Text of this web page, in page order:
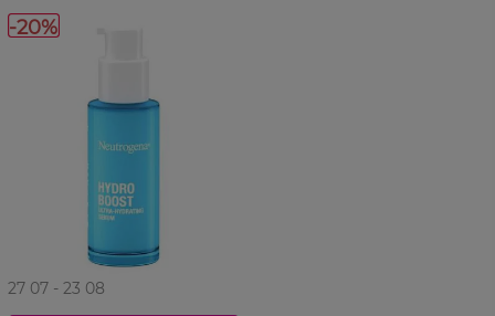
-20%
27 07 - 23 08